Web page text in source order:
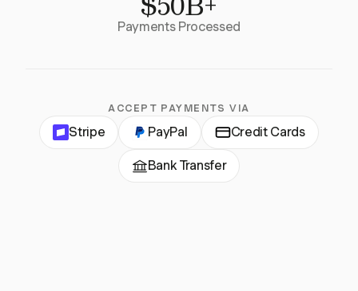
Payments Processed
ACCEPT PAYMENTS VIA
Stripe PayPal Credit Cards
Bank Transfer